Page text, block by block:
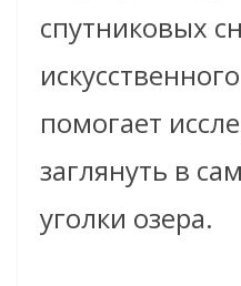
спутниковых
помогает
заглянуть в
уголки озера.